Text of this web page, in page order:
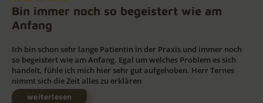
Bin immer noch so begeistert wie am
Anfang
Ich bin schon sehr lange Patientin in der Praxis und immer noch
so begeistert wie am Anfang. Egal um welches Problem es sich
handelt, fühle ich mich hier sehr gut aufgehoben. Herr Ternes
nimmt sich die Zeit alles zu erklären
weiterlesen